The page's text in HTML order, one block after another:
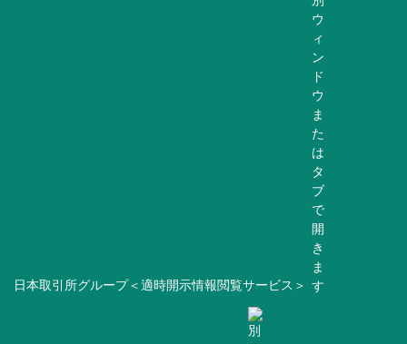
日本取引所グループ＜適時開示情報閲覧サービス＞